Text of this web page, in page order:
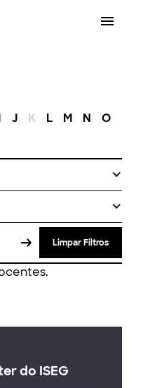
J K L M N O
Limpar Filtros
do ISEG